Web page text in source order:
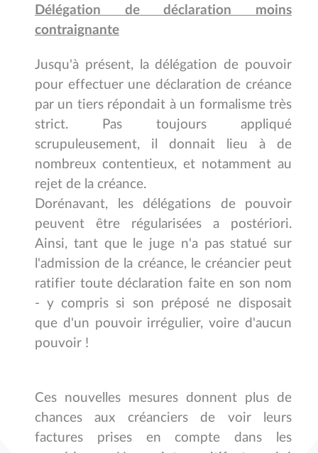
Délégation de déclaration moins
contraignante
Jusqu'à présent, la délégation de pouvoir
pour effectuer une déclaration de créance
par un tiers répondait à un formalisme très
strict. Pas toujours appliqué
scrupuleusement, il donnait lieu à de
nombreux contentieux, et notamment au
rejet de la créance.
Dorénavant, les délégations de pouvoir
peuvent être régularisées a postériori.
Ainsi, tant que le juge n'a pas statué sur
l'admission de la créance, le créancier peut
ratifier toute déclaration faite en son nom
- y compris si son préposé ne disposait
que d'un pouvoir irrégulier, voire d'aucun
pouvoir !
Ces nouvelles mesures donnent plus de
chances aux créanciers de voir leurs
factures prises en compte dans les